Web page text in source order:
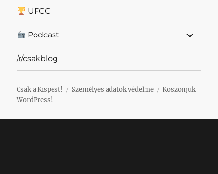
UFCC
Podcast
almenü
/r/csakblog
Csak a Kispest! Személyes adatok védelme
Köszönjük
WordPress!